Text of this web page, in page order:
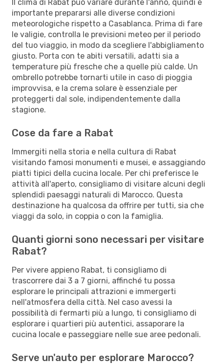
Il clima di Rabat può variare durante l'anno, quindi è
importante prepararsi alle diverse condizioni
meteorologiche rispetto a Casablanca. Prima di fare
le valigie, controlla le previsioni meteo per il periodo
del tuo viaggio, in modo da scegliere l'abbigliamento
giusto. Porta con te abiti versatili, adatti sia a
temperature più fresche che a quelle più calde. Un
ombrello potrebbe tornarti utile in caso di pioggia
improvvisa, e la crema solare è essenziale per
proteggerti dal sole, indipendentemente dalla
stagione.
Cose da fare a Rabat
Immergiti nella storia e nella cultura di Rabat
visitando famosi monumenti e musei, e assaggiando
piatti tipici della cucina locale. Per chi preferisce le
attività all'aperto, consigliamo di visitare alcuni degli
splendidi paesaggi naturali di Marocco. Questa
destinazione ha qualcosa da offrire per tutti, sia che
viaggi da solo, in coppia o con la famiglia.
Quanti giorni sono necessari per visitare
Rabat?
Per vivere appieno Rabat, ti consigliamo di
trascorrere dai 3 a 7 giorni, affinché tu possa
esplorare le principali attrazioni e immergerti
nell'atmosfera della città. Nel caso avessi la
possibilità di fermarti più a lungo, ti consigliamo di
esplorare i quartieri più autentici, assaporare la
cucina locale e passeggiare nelle sue aree pedonali.
Serve un'auto per esplorare Marocco?